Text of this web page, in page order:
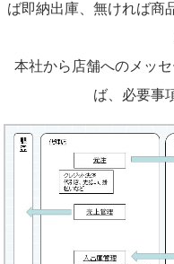
ば即納出庫、無ければ商
本社から店舗へのメッ
ば、必要事